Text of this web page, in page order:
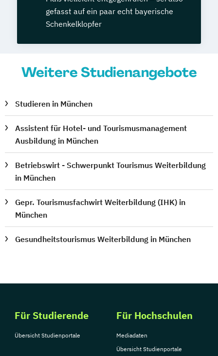
gefasst auf ein paar echt bayerische
Schenkelklopfer
Weitere Studienangebote
Studieren in München
Assistent für Hotel- und Tourismusmanagement
Ausbildung in München
Betriebswirt - Schwerpunkt Tourismus Weiterbildung
in München
Gepr. Tourismusfachwirt Weiterbildung (IHK) in
München
Gesundheitstourismus Weiterbildung in München
Für Studierende
Übersicht Studienportale
Für Hochschulen
Mediadaten
Übersicht Studienportale